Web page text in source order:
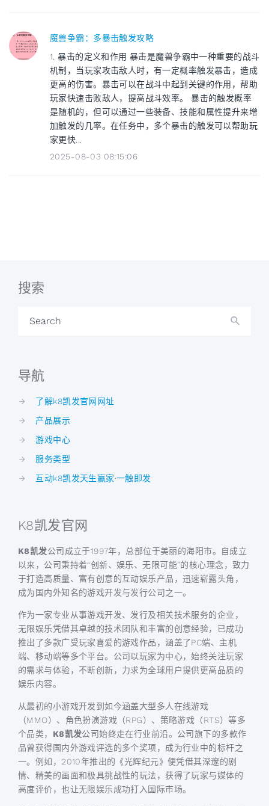
魔兽争霸：多暴击触发攻略
1. 暴击的定义和作用 暴击是魔兽争霸中一种重要的战斗
机制，当玩家攻击敌人时，有一定概率触发暴击，造成
更高的伤害。暴击可以在战斗中起到关键的作用，帮助
玩家快速击败敌人，提高战斗效率。 暴击的触发概率
是随机的，但可以通过一些装备、技能和属性提升来增
加触发的几率。在任务中，多个暴击的触发可以帮助玩
家更快...
2025-08-03 08:15:06
搜索
Search
导航
了解k8凯发官网网址
产品展示
游戏中心
服务类型
互动k8凯发天生赢家·一触即发
K8凯发官网
K8凯发公司成立于1997年，总部位于美丽的海阳市。自成立
以来，公司秉持着“创新、娱乐、无限可能”的核心理念，致力
于打造高质量、富有创意的互动娱乐产品，迅速崭露头角，
成为国内外知名的游戏开发与发行公司之一。
作为一家专业从事游戏开发、发行及相关技术服务的企业，
无限娱乐凭借其卓越的技术团队和丰富的创意经验，已成功
推出了多款广受玩家喜爱的游戏作品，涵盖了PC端、主机
端、移动端等多个平台。公司以玩家为中心，始终关注玩家
的需求与体验，不断创新，力求为全球用户提供更高品质的
娱乐内容。
从最初的小游戏开发到如今涵盖大型多人在线游戏
（MMO）、角色扮演游戏（RPG）、策略游戏（RTS）等多
个品类， K8凯发公司始终走在行业前沿。公司旗下的多款作
品曾获得国内外游戏评选的多个奖项，成为行业中的标杆之
一。例如，2010年推出的《光辉纪元》便凭借其深邃的剧
情、精美的画面和极具挑战性的玩法，获得了玩家与媒体的
高度评价，也让无限娱乐成功打入国际市场。